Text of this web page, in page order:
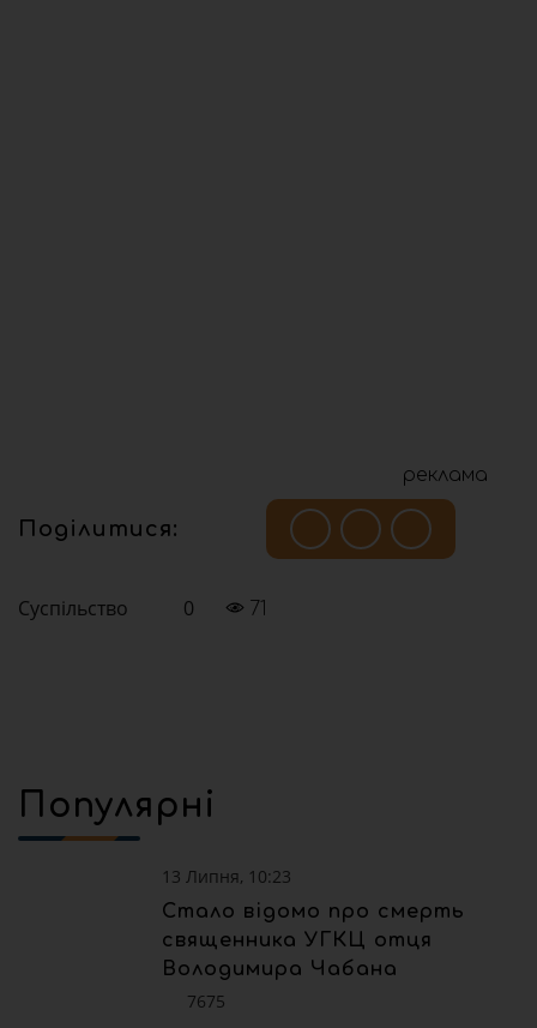
реклама
Поділитися:
Суспільство 0 71
Популярні
13 Липня, 10:23
Стало відомо про смерть
священника УГКЦ отця
Володимира Чабана
7675